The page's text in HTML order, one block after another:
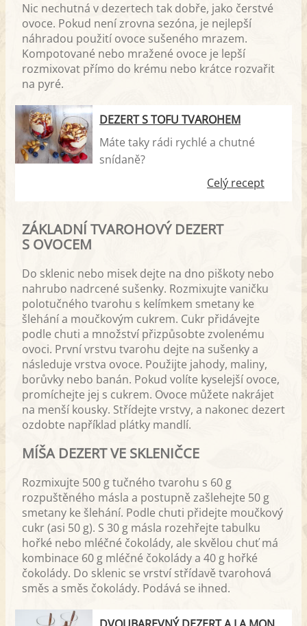
Nic nechutná v dezertech tak dobře, jako čerstvé
ovoce. Pokud není zrovna sezóna, je nejlepší
náhradou použití ovoce sušeného mrazem.
Kompotované nebo mražené ovoce je lepší
rozmixovat přímo do krému nebo krátce rozvařit
na pyré.
DEZERT S TOFU TVAROHEM
Máte taky rádi rychlé a chutné
snídaně?
Celý recept
ZÁKLADNÍ TVAROHOVÝ DEZERT
S OVOCEM
Do sklenic nebo misek dejte na dno piškoty nebo
nahrubo nadrcené sušenky. Rozmixujte vaničku
polotučného tvarohu s kelímkem smetany ke
šlehání a moučkovým cukrem. Cukr přidávejte
podle chuti a množství přizpůsobte zvolenému
ovoci. První vrstvu tvarohu dejte na sušenky a
následuje vrstva ovoce. Použijte jahody, maliny,
borůvky nebo banán. Pokud volíte kyselejší ovoce,
promíchejte jej s cukrem. Ovoce můžete nakrájet
na menší kousky. Střídejte vrstvy, a nakonec dezert
ozdobte například plátky mandlí.
MÍŠA DEZERT VE SKLENIČCE
Rozmixujte 500 g tučného tvarohu s 60 g
rozpuštěného másla a postupně zašlehejte 50 g
smetany ke šlehání. Podle chuti přidejte moučkový
cukr (asi 50 g). S 30 g másla rozehřejte tabulku
hořké nebo mléčné čokolády, ale skvělou chuť má
kombinace 60 g mléčné čokolády a 40 g hořké
čokolády. Do sklenic se vrství střídavě tvarohová
směs a směs čokolády. Podává se ihned.